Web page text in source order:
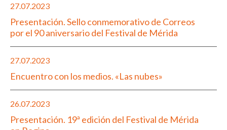
27.07.2023
Presentación. Sello conmemorativo de Correos
por el 90 aniversario del Festival de Mérida
27.07.2023
Encuentro con los medios. «Las nubes»
26.07.2023
Presentación. 19ª edición del Festival de Mérida